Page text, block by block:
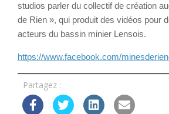
studios parler du collectif de création
de Rien », qui produit des vidéos pour
acteurs du bassin minier Lensois.
https://www.facebook.com/
Partagez :